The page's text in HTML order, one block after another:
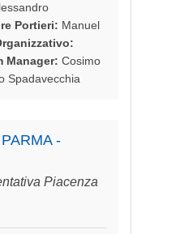
Portieri: Manuel
Manager: Cosimo
Spadavecchia
-
Piacenza